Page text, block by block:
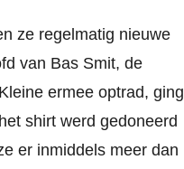
ze regelmatig nieuwe
van Bas Smit, de
ermee optrad, ging
shirt werd gedoneerd
er inmiddels meer dan